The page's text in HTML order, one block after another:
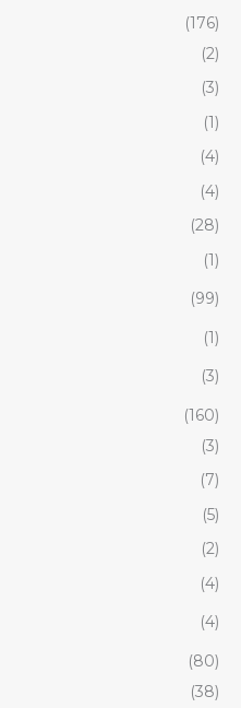
(176)
(2)
(3)
(1)
(4)
(4)
(28)
(1)
(99)
(1)
(3)
(160)
(3)
(7)
(5)
(2)
(4)
(4)
(80)
(38)